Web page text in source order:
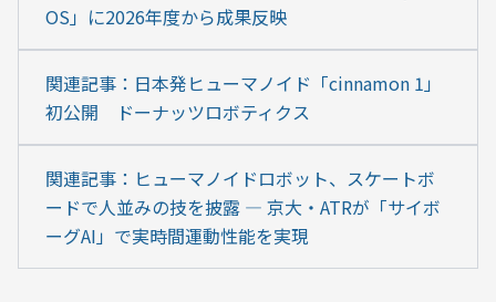
OS」に2026年度から成果反映
関連記事：日本発ヒューマノイド「cinnamon 1」
初公開　ドーナッツロボティクス
関連記事：ヒューマノイドロボット、スケートボ
ードで人並みの技を披露 ― 京大・ATRが「サイボ
ーグAI」で実時間運動性能を実現